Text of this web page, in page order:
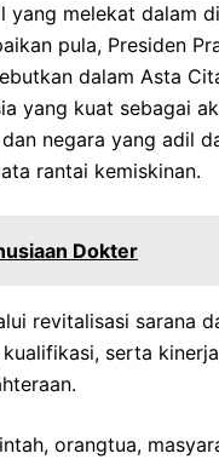
yang melekat dalam
pula, Presiden
dalam Asta
yang kuat sebagai
negara yang adil
rantai kemiskinan.
Dokter
revitalisasi sarana
serta
orangtua,